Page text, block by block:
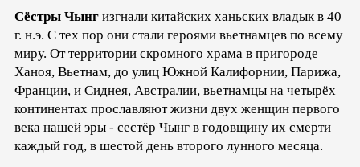
Сёстры Чынг изгнали китайских ханьских владык в 40
г. н.э. С тех пор они стали героями вьетнамцев по всему
миру. От территории скромного храма в пригороде
Ханоя, Вьетнам, до улиц Южной Калифорнии, Парижа,
Франции, и Сиднея, Австралии, вьетнамцы на четырёх
континентах прославляют жизни двух женщин первого
века нашей эры - сестёр Чынг в годовщину их смерти
каждый год, в шестой день второго лунного месяца.